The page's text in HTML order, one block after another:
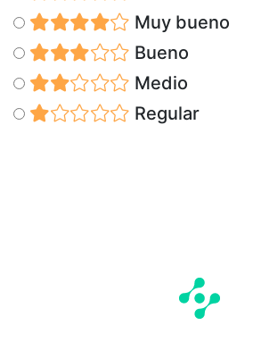
Muy bueno
Bueno
Medio
Regular